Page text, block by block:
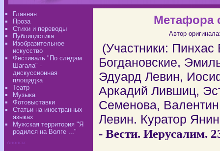
Главная
Проза
Стихи и переводы
Публицистика
Изобразительное
искусство
Фестиваль "По следам
Шагала" -
дискуссионная
площадка
Театр
Музыка
Фотовыставки
Статьи на иностранных
языках
Мужская территория "Я
родился на Волге ..."
Анонсы:
Метафора
Автор
(Участники:
Богдановские,
Эдуард Левин,
Аркадий Лившиц,
Семенова,
Левин. Куратор
- Вести. Иерусалим.